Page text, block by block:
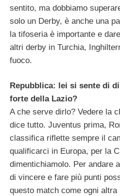
sentito, ma dobbiamo
solo un Derby, è anche una
la tifoseria è importante e
altri derby in Turchia,
fuoco.
Repubblica: lei si sente di
forte della Lazio?
A che serve dirlo? Vedere la
dice tutto. Juventus prima,
classifica riflette sempre il
qualificarci in Europa, per la
dimentichiamolo. Per andare
di vincere e fare più punti
questo match come ogni